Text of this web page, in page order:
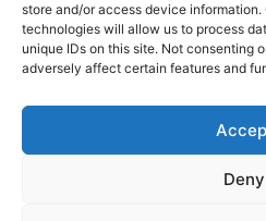
store and/or access device
technologies will allow us to process
unique IDs on this site. Not consenting
adversely affect certain features and
Deny
© Copyright 2026, Todos los